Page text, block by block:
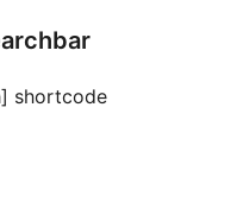
shortcode